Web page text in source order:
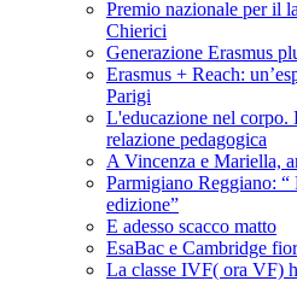
Premio nazionale per il
Chierici
Generazione Erasmus
Erasmus + Reach:
Parigi
L'educazione nel corpo.
relazione pedagogica
A Vincenza e Mariella,
Parmigiano Reggiano: “
edizione”
E adesso scacco matto
EsaBac e Cambridge
La classe IVF( ora VF)